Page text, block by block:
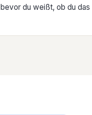
bevor du weißt, ob du das